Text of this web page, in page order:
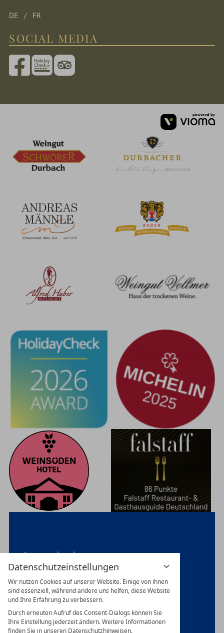
Datenschutzeinstellungen
Wir nutzen Cookies auf unserer Website. Einige von ihnen
sind essenziell, während andere uns helfen, diese Website
und Ihre Erfahrung zu verbessern.
Durch erneuten Aufruf des Consent-Dialogs können Sie
Ihre Einstellung jederzeit ändern. Weitere Informationen
finden Sie in unseren Datenschutzhinweisen.
DE FR
SOCIAL MEDIA